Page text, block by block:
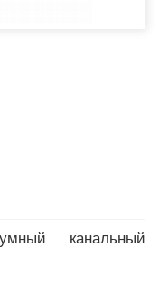
канальный